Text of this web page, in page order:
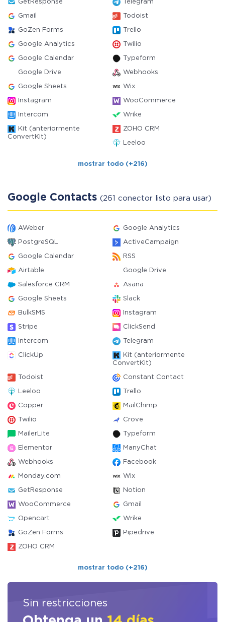
GetResponse Telegram
Gmail Todoist
GoZen Forms Trello
Google Analytics Twilio
Google Calendar Typeform
Google Drive Webhooks
Google Sheets Wix
Instagram WooCommerce
Intercom Wrike
Kit (anteriormente
ConvertKit)
ZOHO CRM
Leeloo
mostrar todo (+216)
Google Contacts (261 conector listo para usar)
AWeber Google Analytics
PostgreSQL ActiveCampaign
Google Calendar RSS
Airtable Google Drive
Salesforce CRM Asana
Google Sheets Slack
BulkSMS Instagram
Stripe ClickSend
Intercom Telegram
ClickUp
Kit (anteriormente
ConvertKit)
Todoist Constant Contact
Leeloo Trello
Copper MailChimp
Twilio Crove
MailerLite Typeform
Elementor ManyChat
Webhooks Facebook
Monday.com Wix
GetResponse Notion
WooCommerce Gmail
Opencart Wrike
GoZen Forms Pipedrive
ZOHO CRM
mostrar todo (+216)
Sin restricciones